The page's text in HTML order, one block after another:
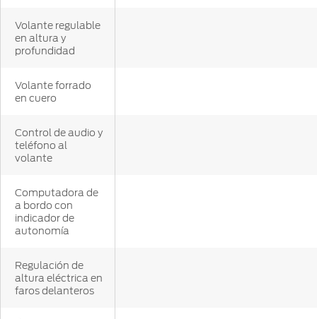
Volante regulable
en altura y
profundidad
Volante forrado
en cuero
Control de audio y
teléfono al
volante
Computadora de
a bordo con
indicador de
autonomía
Regulación de
altura eléctrica en
faros delanteros